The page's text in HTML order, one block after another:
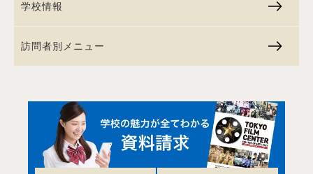
学校情報
訪問者別メニュー